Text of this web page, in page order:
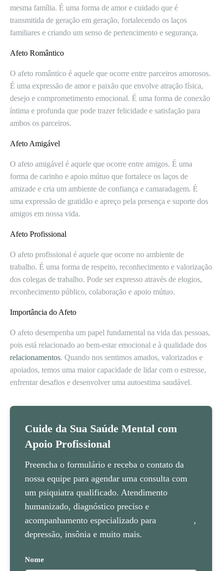
mesma família. É uma forma de amor e cuidado que é
transmitida de geração em geração, fortalecendo os laços
familiares e criando um senso de pertencimento e segurança.
Afeto Romântico
O afeto romântico é aquele que ocorre entre parceiros amorosos.
É uma expressão de amor e paixão que envolve atração física,
desejo e comprometimento emocional. É uma forma de conexão
íntima e profunda que pode trazer felicidade e satisfação para
ambos os parceiros.
Afeto Amigável
O afeto amigável é aquele que ocorre entre amigos. É uma
forma de carinho e apoio mútuo que fortalece os laços de
amizade e cria um ambiente de confiança e camaradagem. É
uma expressão de gratidão e apreço pela presença e suporte dos
amigos em nossa vida.
Afeto Profissional
O afeto profissional é aquele que ocorre no ambiente de
trabalho. É uma forma de respeito, reconhecimento e valorização
dos colegas de trabalho. Pode ser expresso através de elogios,
reconhecimento público, colaboração e apoio mútuo.
Importância do Afeto
O afeto desempenha um papel fundamental na vida das pessoas,
pois está relacionado ao bem-estar emocional e à qualidade dos
relacionamentos. Quando nos sentimos amados, valorizados e
apoiados, temos uma maior capacidade de lidar com o estresse,
enfrentar desafios e desenvolver uma autoestima saudável.
Cuide da Sua Saúde Mental com
Apoio Profissional
Preencha o formulário e receba o contato da
nossa equipe para agendar uma consulta com
um psiquiatra qualificado. Atendimento
humanizado, diagnóstico preciso e
acompanhamento especializado para
,
depressão, insônia e muito mais.
Nome